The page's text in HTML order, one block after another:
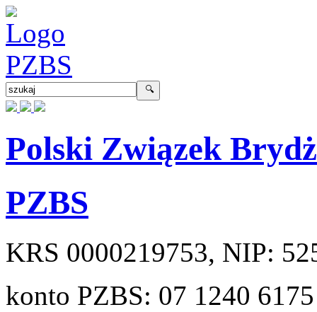
Polski Związek
PZBS
KRS 0000219753, NIP:
konto PZBS: 07 1240